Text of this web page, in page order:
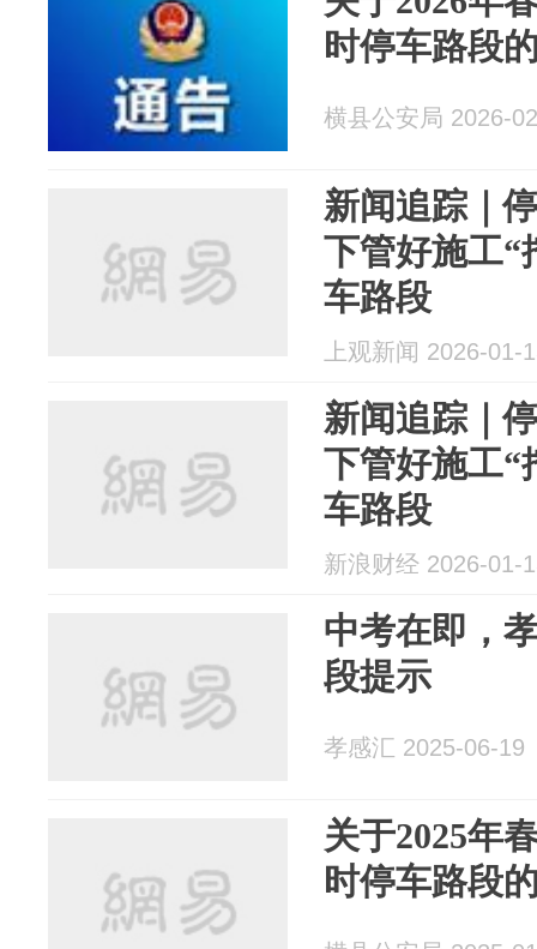
时停车路段
横县公安局 2026-
新闻追踪｜
下管好施工“
车路段
上观新闻 2026-01-
新闻追踪｜
下管好施工“
车路段
新浪财经 2026-01-
中考在即，
段提示
孝感汇 2025-06-19
关于2025年
时停车路段